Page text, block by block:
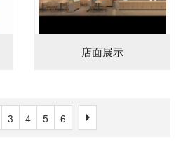
店面展示
3 4 5 6